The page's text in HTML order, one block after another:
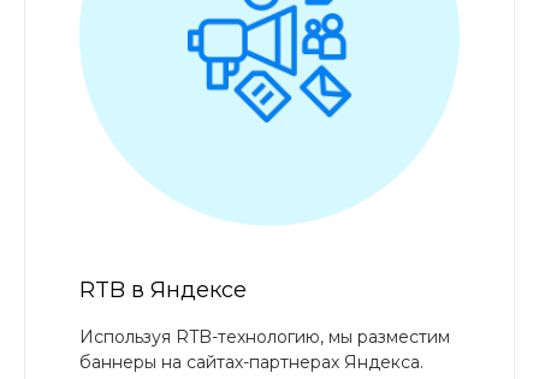
RTB в Яндексе
Используя RTB-технологию, мы разместим
баннеры на сайтах-партнерах Яндекса.